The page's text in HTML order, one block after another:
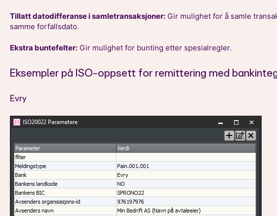
Tillatt datodifferanse i samletransaksjoner:Gir mulighet for å samle
samme forfallsdato.
Ekstra buntefelter:Gir mulighet for bunting etter spesialregler.
Eksempler på ISO-oppsett for remittering med
Evry